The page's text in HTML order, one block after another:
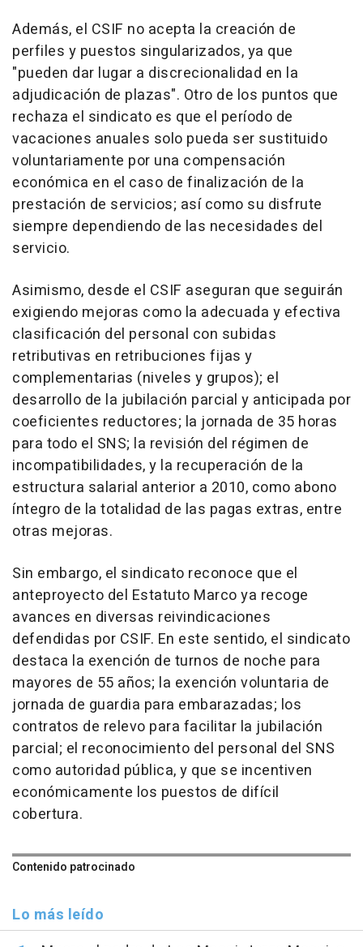
Además, el CSIF no acepta la creación de
perfiles y puestos singularizados, ya que
"pueden dar lugar a discrecionalidad en la
adjudicación de plazas". Otro de los puntos que
rechaza el sindicato es que el período de
vacaciones anuales solo pueda ser sustituido
voluntariamente por una compensación
económica en el caso de finalización de la
prestación de servicios; así como su disfrute
siempre dependiendo de las necesidades del
servicio.
Asimismo, desde el CSIF aseguran que seguirán
exigiendo mejoras como la adecuada y efectiva
clasificación del personal con subidas
retributivas en retribuciones fijas y
complementarias (niveles y grupos); el
desarrollo de la jubilación parcial y anticipada por
coeficientes reductores; la jornada de 35 horas
para todo el SNS; la revisión del régimen de
incompatibilidades, y la recuperación de la
estructura salarial anterior a 2010, como abono
íntegro de la totalidad de las pagas extras, entre
otras mejoras.
Sin embargo, el sindicato reconoce que el
anteproyecto del Estatuto Marco ya recoge
avances en diversas reivindicaciones
defendidas por CSIF. En este sentido, el sindicato
destaca la exención de turnos de noche para
mayores de 55 años; la exención voluntaria de
jornada de guardia para embarazadas; los
contratos de relevo para facilitar la jubilación
parcial; el reconocimiento del personal del SNS
como autoridad pública, y que se incentiven
económicamente los puestos de difícil
cobertura.
Contenido patrocinado
Lo más leído